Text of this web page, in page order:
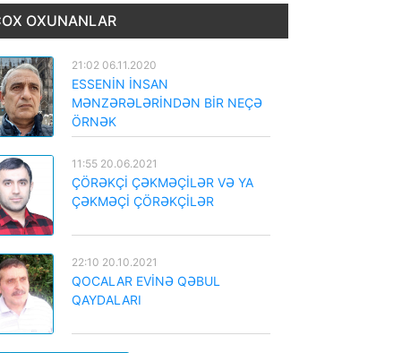
OXUNANLAR
21:02 06.11.2020
ESSENİN İNSAN
MƏNZƏRƏLƏRİNDƏN BİR NEÇƏ
ÖRNƏK
11:55 20.06.2021
ÇÖRƏKÇİ ÇƏKMƏÇİLƏR VƏ YA
ÇƏKMƏÇİ ÇÖRƏKÇİLƏR
22:10 20.10.2021
QOCALAR EVİNƏ QƏBUL
QAYDALARI